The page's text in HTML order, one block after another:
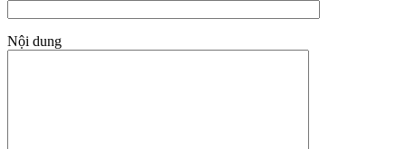
Nội dung